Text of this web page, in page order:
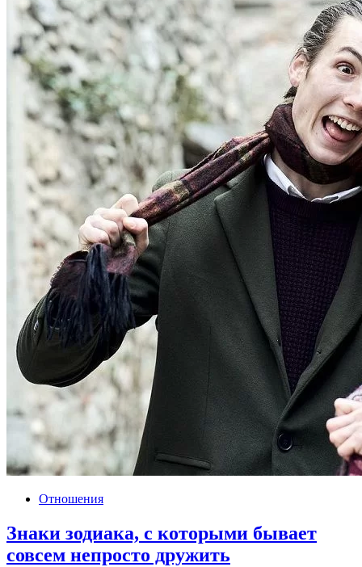
Отношения
Знаки зодиака, с которыми бывает
совсем непросто дружить